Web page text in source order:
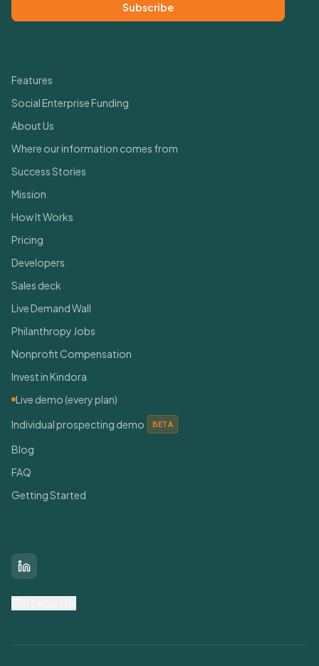
Subscribe
Features
Social Enterprise Funding
About Us
Where our information comes from
Success Stories
Mission
How It Works
Pricing
Developers
Sales deck
Live Demand Wall
Philanthropy Jobs
Nonprofit Compensation
Invest in Kindora
Live demo (every plan)
Individual prospecting demo
BETA
Blog
FAQ
Getting Started
LinkedIn